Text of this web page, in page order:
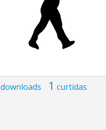
downloads 1 curtidas